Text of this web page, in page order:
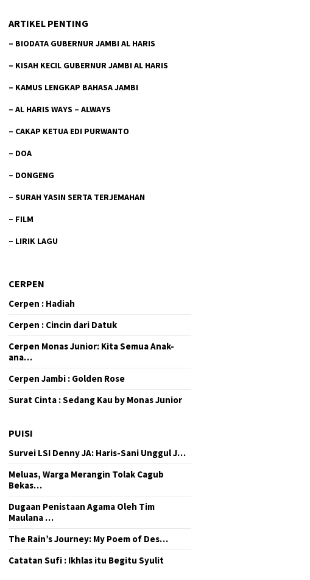
ARTIKEL PENTING
– BIODATA GUBERNUR JAMBI AL HARIS
– KISAH KECIL GUBERNUR JAMBI AL HARIS
– KAMUS LENGKAP BAHASA JAMBI
–AL HARIS WAYS – ALWAYS
– CAKAP KETUA EDI PURWANTO
– DOA
– DONGENG
–SURAH YASIN SERTA TERJEMAHAN
– FILM
– LIRIK LAGU
CERPEN
Cerpen : Hadiah
Cerpen : Cincin dari Datuk
Cerpen Monas Junior: Kita Semua Anak-
ana…
Cerpen Jambi : Golden Rose
Surat Cinta : Sedang Kau by Monas Junior
PUISI
Survei LSI Denny JA: Haris-Sani Unggul J…
Meluas, Warga Merangin Tolak Cagub
Bekas…
Dugaan Penistaan Agama Oleh Tim
Maulana …
The Rain’s Journey: My Poem of Des…
Catatan Sufi : Ikhlas itu Begitu Syulit